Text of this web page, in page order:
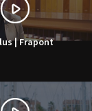
| Frapont